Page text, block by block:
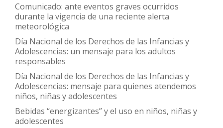
Comunicado: ante eventos graves ocurridos
durante la vigencia de una reciente alerta
meteorológica
Día Nacional de los Derechos de las Infancias y
Adolescencias: un mensaje para los adultos
responsables
Día Nacional de los Derechos de las Infancias y
Adolescencias: mensaje para quienes atendemos
niños, niñas y adolescentes
Bebidas “energizantes” y el uso en niños, niñas y
adolescentes